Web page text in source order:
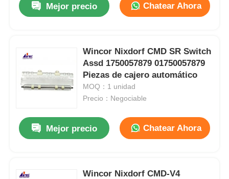
Mejor precio Chatear Ahora
Wincor Nixdorf CMD SR Switch
Assd 1750057879 01750057879
Piezas de cajero automático
MOQ：1 unidad
Precio：Negociable
Mejor precio Chatear Ahora
Wincor Nixdorf CMD-V4